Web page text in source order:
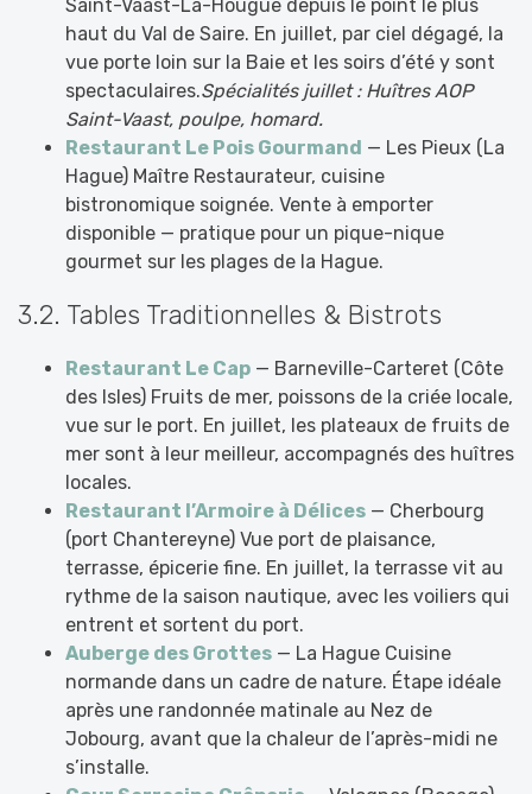
Saint-Vaast-La-Hougue depuis le point le plus
haut du Val de Saire. En juillet, par ciel dégagé, la
vue porte loin sur la Baie et les soirs d’été y sont
spectaculaires.Spécialités juillet : Huîtres AOP
Saint-Vaast, poulpe, homard.
Restaurant Le Pois Gourmand — Les Pieux (La
Hague) Maître Restaurateur, cuisine
bistronomique soignée. Vente à emporter
disponible — pratique pour un pique-nique
gourmet sur les plages de la Hague.
3.2. Tables Traditionnelles & Bistrots
Restaurant Le Cap — Barneville-Carteret (Côte
des Isles) Fruits de mer, poissons de la criée locale,
vue sur le port. En juillet, les plateaux de fruits de
mer sont à leur meilleur, accompagnés des huîtres
locales.
Restaurant l’Armoire à Délices — Cherbourg
(port Chantereyne) Vue port de plaisance,
terrasse, épicerie fine. En juillet, la terrasse vit au
rythme de la saison nautique, avec les voiliers qui
entrent et sortent du port.
Auberge des Grottes — La Hague Cuisine
normande dans un cadre de nature. Étape idéale
après une randonnée matinale au Nez de
Jobourg, avant que la chaleur de l’après-midi ne
s’installe.